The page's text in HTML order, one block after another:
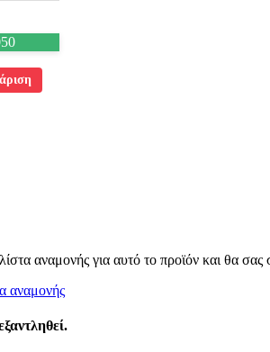
αναμονής για αυτό το προϊόν και θα σας
αναμονής